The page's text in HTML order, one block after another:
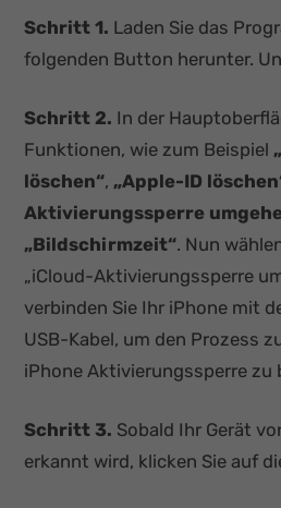
Schritt 1. Laden Sie das
folgenden Button herunter.
Schritt 2. In der
Funktionen, wie zum Beispiel
löschen“, „Apple-ID
Aktivierungssperre
„Bildschirmzeit“. Nun
„iCloud-Aktivierungssperre
verbinden Sie Ihr iPhone mit
USB-Kabel, um den Prozess
iPhone Aktivierungssperre zu
Schritt 3. Sobald Ihr Gerät
erkannt wird, klicken Sie auf